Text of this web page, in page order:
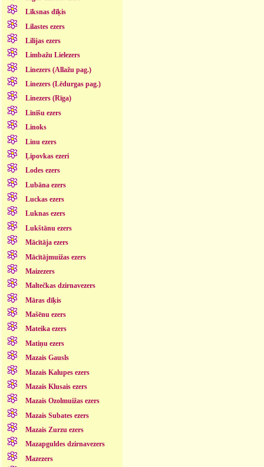
Līksnas dīķis
Lilastes ezers
Lilijas ezers
Limbažu Lielezers
Linezers (Allažu pag.)
Linezers (Lēdurgas pag.)
Linezers (Rīga)
Līnīšu ezers
Linoks
Linu ezers
Ļipovkas ezeri
Lodes ezers
Lubāna ezers
Luckas ezers
Luknas ezers
Lukštānu ezers
Mācītāja ezers
Mācītājmuižas ezers
Maizezers
Maltečkas dzirnavezers
Māras dīķis
Mašēnu ezers
Mateika ezers
Matiņu ezers
Mazais Gausls
Mazais Kalupes ezers
Mazais Klusais ezers
Mazais Ozolmuižas ezers
Mazais Subates ezers
Mazais Zurzu ezers
Mazapguldes dzirnavezers
Mazezers